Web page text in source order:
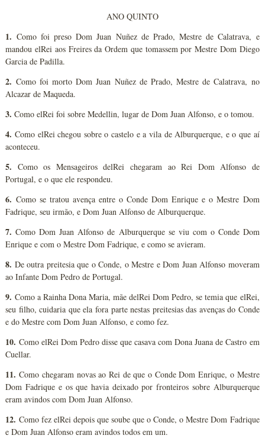
ANO QUINTO
1. Como foi preso Dom Juan Nuñez de Prado, Mestre de Calatrava, e
mandou elRei aos Freires da Ordem que tomassem por Mestre Dom Diego
Garcia de Padilla.
2. Como foi morto Dom Juan Nuñez de Prado, Mestre de Calatrava, no
Alcazar de Maqueda.
3. Como elRei foi sobre Medellin, lugar de Dom Juan Alfonso, e o tomou.
4. Como elRei chegou sobre o castelo e a vila de Alburquerque, e o que aí
aconteceu.
5. Como os Mensageiros delRei chegaram ao Rei Dom Alfonso de
Portugal, e o que ele respondeu.
6. Como se tratou avença entre o Conde Dom Enrique e o Mestre Dom
Fadrique, seu irmão, e Dom Juan Alfonso de Alburquerque.
7. Como Dom Juan Alfonso de Alburquerque se viu com o Conde Dom
Enrique e com o Mestre Dom Fadrique, e como se avieram.
8. De outra preitesia que o Conde, o Mestre e Dom Juan Alfonso moveram
ao Infante Dom Pedro de Portugal.
9. Como a Rainha Dona Maria, mãe delRei Dom Pedro, se temia que elRei,
seu filho, cuidaria que ela fora parte nestas preitesias das avenças do Conde
e do Mestre com Dom Juan Alfonso, e como fez.
10. Como elRei Dom Pedro disse que casava com Dona Juana de Castro em
Cuellar.
11. Como chegaram novas ao Rei de que o Conde Dom Enrique, o Mestre
Dom Fadrique e os que havia deixado por fronteiros sobre Alburquerque
eram avindos com Dom Juan Alfonso.
12. Como fez elRei depois que soube que o Conde, o Mestre Dom Fadrique
e Dom Juan Alfonso eram avindos todos em um.